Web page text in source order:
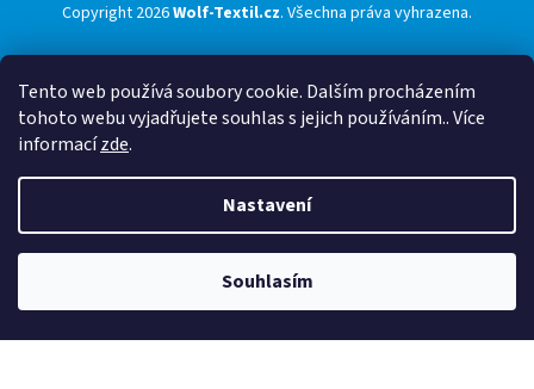
Tento web používá soubory cookie. Dalším procházením
tohoto webu vyjadřujete souhlas s jejich používáním.. Více
informacízde.
Nastavení
Souhlasím
Copyright 2026Wolf-Textil.cz. Všechna práva vyhrazena.